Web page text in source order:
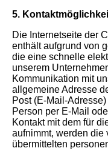
5.
Die Internetseite der
enthält aufgrund von
die eine schnelle
unserem
Kommunikation mit
allgemeine Adresse
Post (E-Mail-
Person per E-Mail
Kontakt mit dem für
aufnimmt, werden die
übermittelten